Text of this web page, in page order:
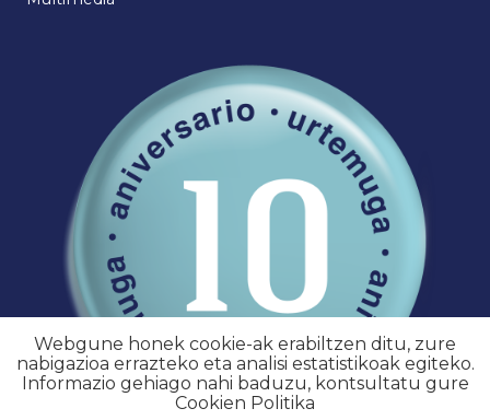
Webgune honek cookie-ak erabiltzen ditu, zure
nabigazioa errazteko eta analisi estatistikoak egiteko.
Informazio gehiago nahi baduzu, kontsultatu gure
Cookien Politika